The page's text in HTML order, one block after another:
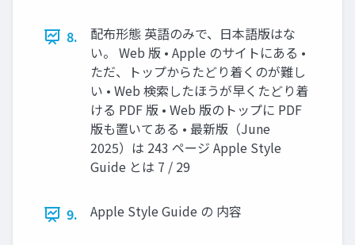
8.
配布形態 英語のみで、日本語版はな
い。 Web 版 • Apple のサイトにある •
ただ、トップからたどり着くのが難し
い • Web 検索したほうが早くたどり着
ける PDF 版 • Web 版のトップに PDF
版も置いてある • 最新版（June
2025）は 243 ページ Apple Style
Guide とは 7 / 29
9. Apple Style Guide の 内容